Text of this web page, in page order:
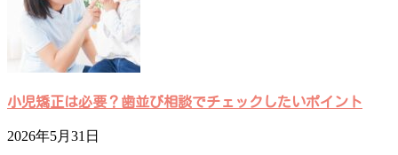
小児矯正は必要？歯並び相談でチェックしたいポイント
2026年5月31日